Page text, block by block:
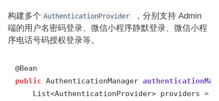
构建多个 AuthenticationProvider
，分别支持 Admin
端的用户名密码登录、微信小程序静默登录、微信小程
序电话号码授权登录等。
public AuthenticationManager
List<AuthenticationProvider> providers =